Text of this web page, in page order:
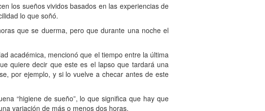
sueños vividos basados en las experiencias de
lo que soñó.
que se duerma, pero que durante una noche el
mencionó que el tiempo entre la última
quiere decir que este es el lapso que tardará una
por ejemplo, y si lo vuelve a checar antes de este
“higiene de sueño”, lo que significa que hay que
variación de más o menos dos horas.